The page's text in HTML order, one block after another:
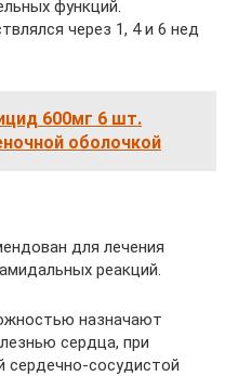
функций.
через 1, 4 и 6 нед
600мг 6 шт.
оболочкой
для лечения
реакций.
назначают
сердца, при
сердечно-сосудистой